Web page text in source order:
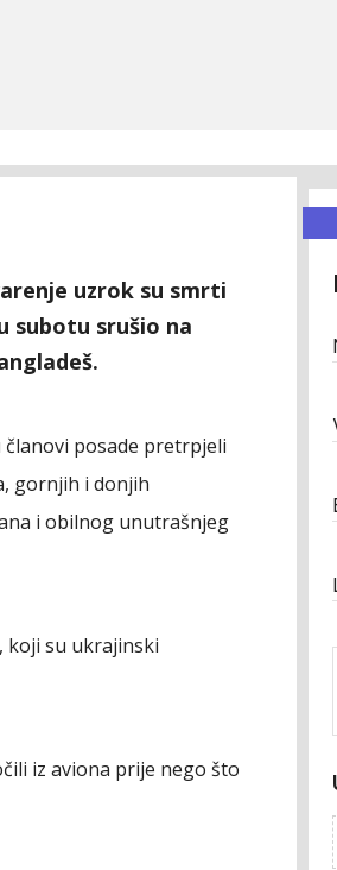
uzrok su smrti
subotu srušio na
članovi posade pretrpjeli
gornjih i donjih
i obilnog unutrašnjeg
koji su ukrajinski
iz aviona prije nego što